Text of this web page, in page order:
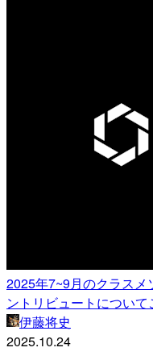
2025年7~9月のクラスメ
ントリビュートについ
伊藤将史
2025.10.24